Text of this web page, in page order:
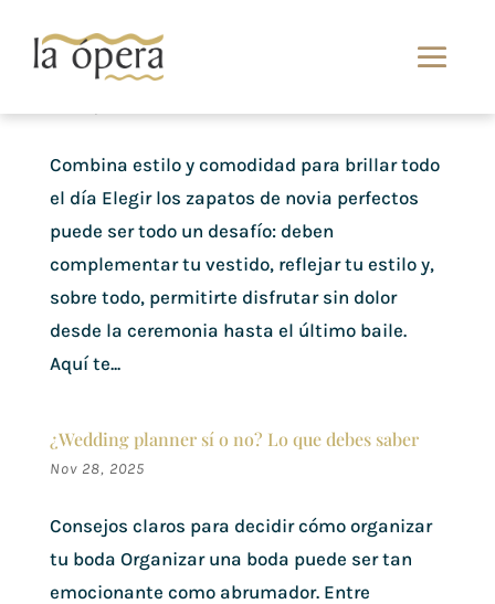
Zapatos de novia 2026
Combina estilo y comodidad para brillar todo
el día Elegir los zapatos de novia perfectos
puede ser todo un desafío: deben
complementar tu vestido, reflejar tu estilo y,
sobre todo, permitirte disfrutar sin dolor
desde la ceremonia hasta el último baile.
Aquí te...
¿Wedding planner sí o no? Lo que debes saber
Nov 28, 2025
Consejos claros para decidir cómo organizar
tu boda Organizar una boda puede ser tan
emocionante como abrumador. Entre